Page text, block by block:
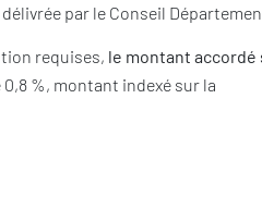
par le Conseil
requises, le montant accordé
%, montant indexé sur la